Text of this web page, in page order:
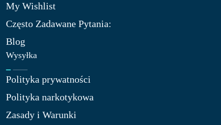
My Wishlist
Często Zadawane Pytania:
Blog
Wysyłka
Polityka prywatności
Polityka narkotykowa
Zasady i Warunki